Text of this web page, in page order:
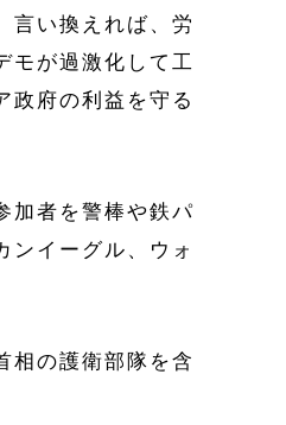
言い換えれば、労
モが過激化して工
政府の利益を守る
加者を警棒や鉄パ
ンイーグル、ウォ
相の護衛部隊を含